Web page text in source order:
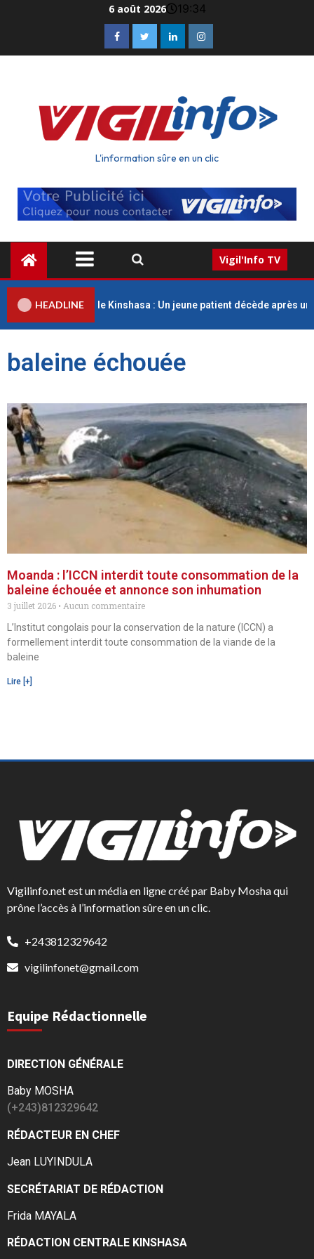
6 août 2026 19:34
L'information sûre en un clic
Vigil'Info TV
HEADLINE
Universitaires de Kinshasa : Un jeune patient décède après un
baleine échouée
Moanda : l’ICCN interdit toute consommation de la
baleine échouée et annonce son inhumation
3 juillet 2026
Aucun commentaire
L’Institut congolais pour la conservation de la nature (ICCN) a
formellement interdit toute consommation de la viande de la
baleine
Lire [+]
Vigilinfo.net est un média en ligne créé par Baby Mosha qui
prône l’accès à l’information sûre en un clic.
+243812329642
vigilinfonet@gmail.com
Equipe Rédactionnelle
DIRECTION GÉNÉRALE
Baby MOSHA
(+243)812329642
RÉDACTEUR EN CHEF
Jean LUYINDULA
SECRÉTARIAT DE RÉDACTION
Frida MAYALA
RÉDACTION CENTRALE KINSHASA